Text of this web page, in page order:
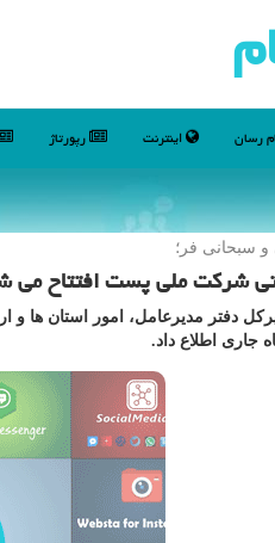
رسان اینترنت رپورتاژ
سبحانی فر؛
شركت ملی پست افتتاح می
دفتر مدیرعامل، امور استان ها
جاری اطلاع داد.